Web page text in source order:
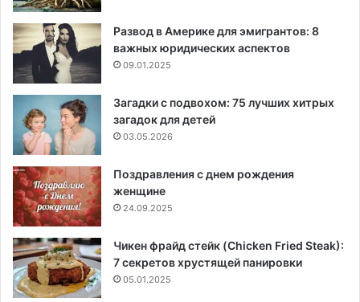
Развод в Америке для эмигрантов: 8
важных юридических аспектов
09.01.2025
Загадки с подвохом: 75 лучших хитрых
загадок для детей
03.05.2026
Поздравления с днем рождения
женщине
24.09.2025
Чикен фрайд стейк (Chicken Fried Steak):
7 секретов хрустящей панировки
05.01.2025